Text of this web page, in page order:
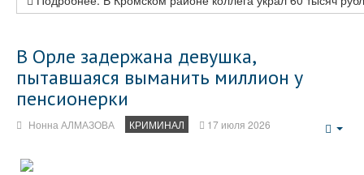
В Орле задержана девушка,
пытавшаяся выманить миллион у
пенсионерки
Нонна АЛМАЗОВА КРИМИНАЛ 17 июля 2026